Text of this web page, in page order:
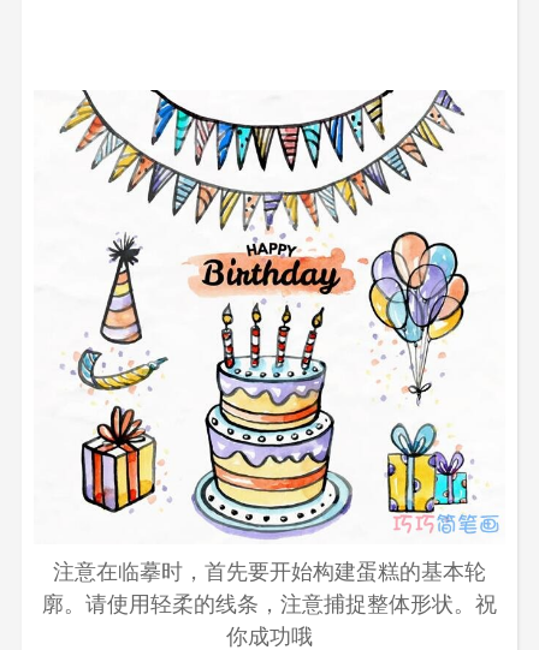
注意在临摹时，首先要开始构建蛋糕的基本轮
廓。请使用轻柔的线条，注意捕捉整体形状。祝
你成功哦